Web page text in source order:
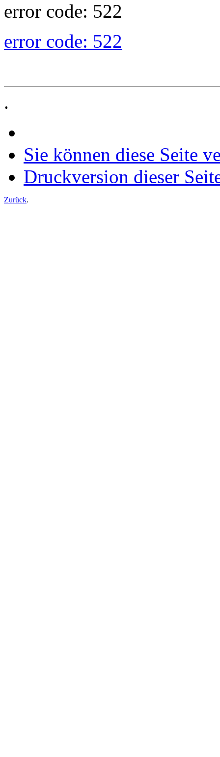
error code: 522
error code: 522
.
Sie können diese Seite
Druckversion dieser
Zurück.